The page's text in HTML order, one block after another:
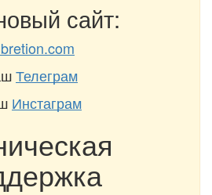
сайт:
Телеграм
Инстаграм